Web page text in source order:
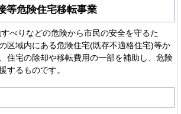
等危険住宅移転事業
べりなどの危険から市民の安全を守るた
区域内にある危険住宅(既存不適格住宅)等か
住宅の除却や移転費用の一部を補助し、危険
するものです。